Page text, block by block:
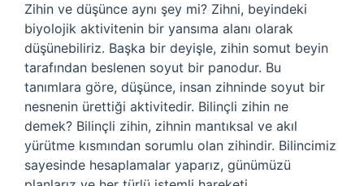
Zihin ve düşünce aynı şey mi? Zihni, beyindeki
biyolojik aktivitenin bir yansıma alanı olarak
düşünebiliriz. Başka bir deyişle, zihin somut beyin
tarafından beslenen soyut bir panodur. Bu
tanımlara göre, düşünce, insan zihninde soyut bir
nesnenin ürettiği aktivitedir. Bilinçli zihin ne
demek? Bilinçli zihin, zihnin mantıksal ve akıl
yürütme kısmından sorumlu olan zihindir. Bilincimiz
sayesinde hesaplamalar yaparız, günümüzü